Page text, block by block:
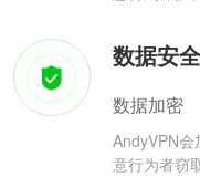
数据安全
数据加密
AndyVPN
意行为者窃